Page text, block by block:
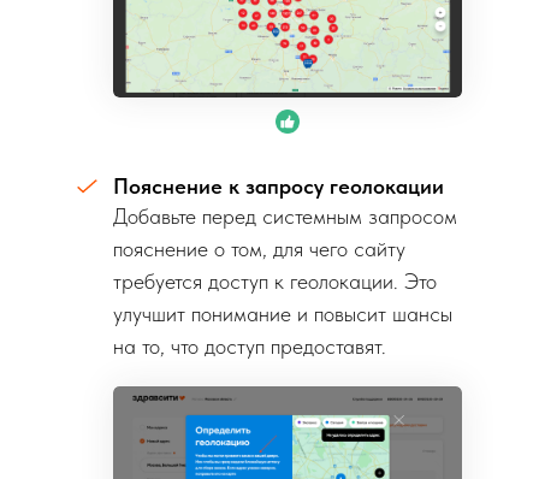
Пояснение к запросу геолокации
Добавьте перед системным запросом
пояснение о том, для чего сайту
требуется доступ к геолокации. Это
улучшит понимание и повысит шансы
на то, что доступ предоставят.